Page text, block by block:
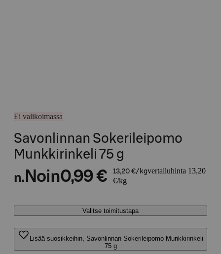
Ei valikoimassa
Savonlinnan Sokerileipomo
Munkkirinkeli 75 g
n. Noin0,99 € 13,20 €/kgvertailuhinta 13,20
€/kg
Valitse toimitustapa
Lisää suosikkeihin, Savonlinnan Sokerileipomo Munkkirinkeli
75 g